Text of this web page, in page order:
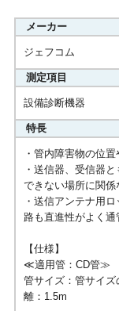
メーカー
ジェフコム
測定項目
設備診断機器
特長
・管内障害物の位
・送信器、受信器
できない場所に関
・送信アンテナ用
路も直進性がよく通
【仕様】
≪適用管：CD管≫
管サイズ：管サイ
離：1.5m